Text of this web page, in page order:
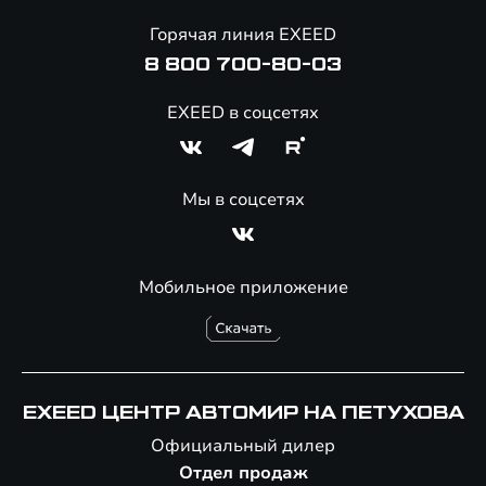
Специальные предложения
Мобильное приложение
Горячая линия EXEED
8 800 700-80-03
EXEED в соцсетях
Мы в соцсетях
EXEED ЦЕНТР АВТОМИР НА ПЕТУХОВА
Официальный дилер
Отдел продаж